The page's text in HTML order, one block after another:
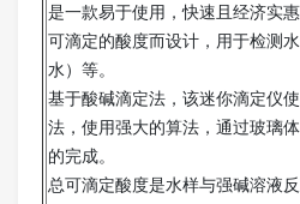
是一款易于使用，快速且经济实
可滴定的酸度而设计，用于检测
水）等。
基于酸碱滴定法，该迷你滴定仪
法，使用强大的算法，通过玻璃
的完成。
总可滴定酸度是水样与强碱溶液